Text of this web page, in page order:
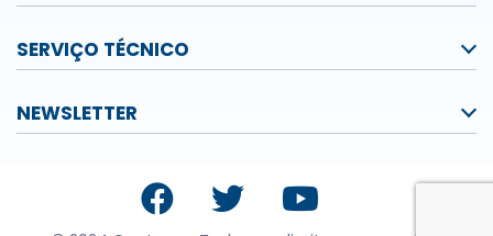
SERVIÇO TÉCNICO
NEWSLETTER